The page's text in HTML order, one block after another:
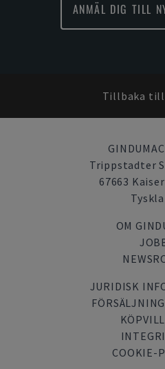
ANMÄL DIG TILL
Tillbaka
Trippstadter
67663
OM
JURIDISK
COOKIE-